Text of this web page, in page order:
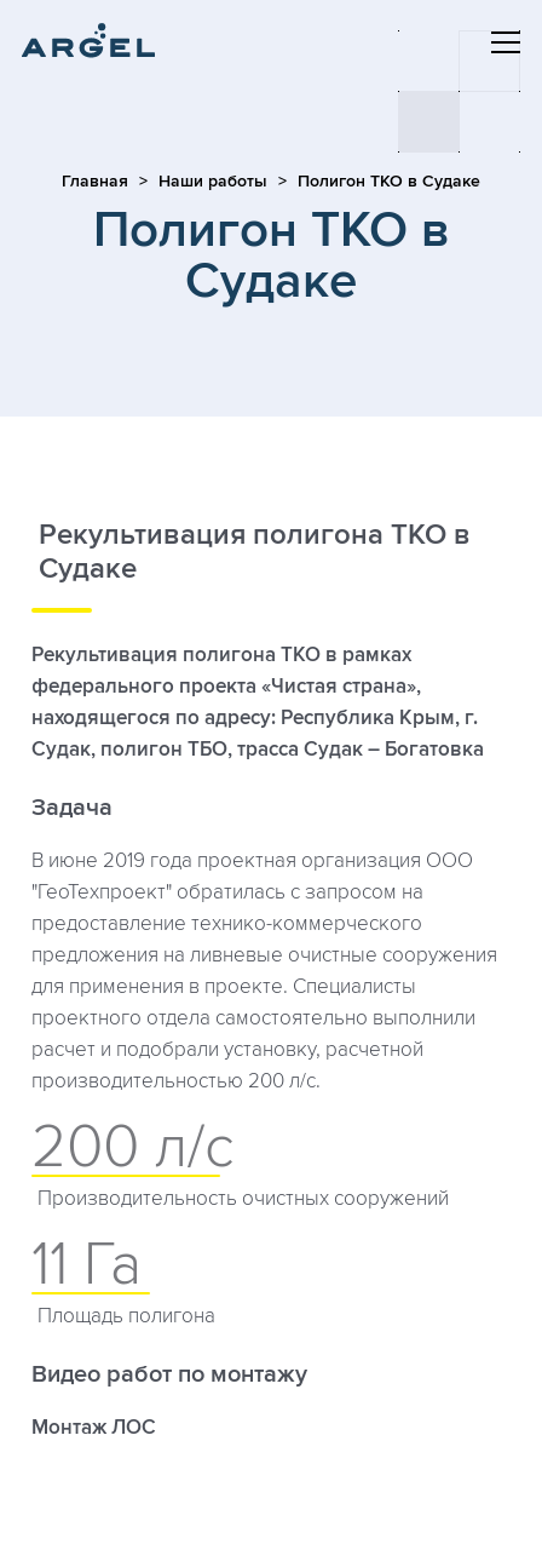
Главная Наши работы Полигон ТКО в Судаке
Полигон ТКО в
Судаке
Рекультивация полигона ТКО в
Судаке
Рекультивация полигона ТКО в рамках
федерального проекта «Чистая страна»,
находящегося по адресу: Республика Крым, г.
Судак, полигон ТБО, трасса Судак – Богатовка
Задача
В июне 2019 года проектная организация ООО
"ГеоТехпроект" обратилась с запросом на
предоставление технико-коммерческого
предложения на ливневые очистные сооружения
для применения в проекте. Специалисты
проектного отдела самостоятельно выполнили
расчет и подобрали установку, расчетной
производительностью 200 л/с.
200 л/с
Производительность очистных сооружений
11 Га
Площадь полигона
Видео работ по монтажу
Монтаж ЛОС